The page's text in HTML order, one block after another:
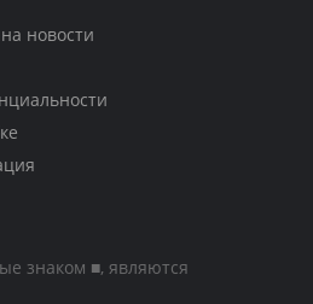
новости
знаком ■, являются